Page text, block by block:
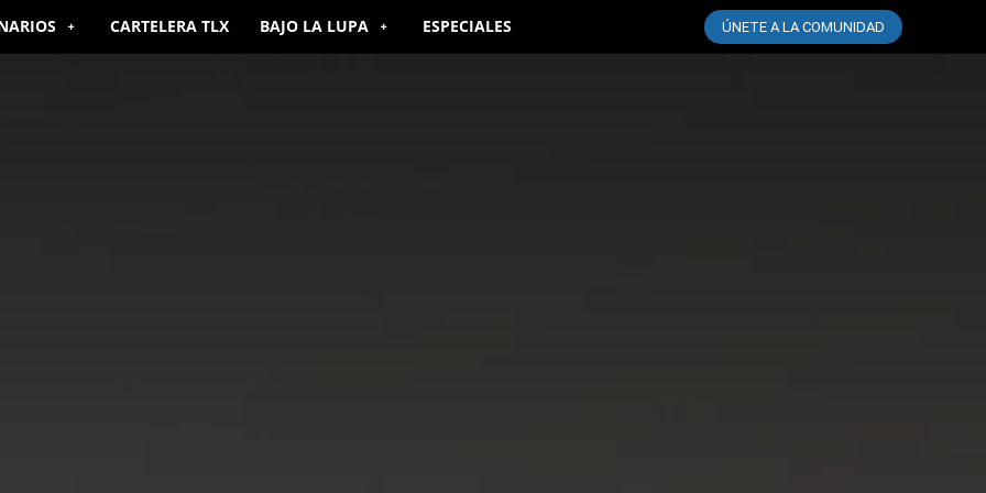
CARTELERA TLX BAJO LA LUPA ESPECIALES ÚNETE A LA COMUNIDAD